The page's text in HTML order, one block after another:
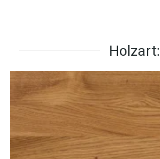
Holzart: